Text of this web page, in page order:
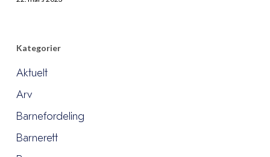
Kategorier
Aktuelt
Arv
Barnefordeling
Barnerett